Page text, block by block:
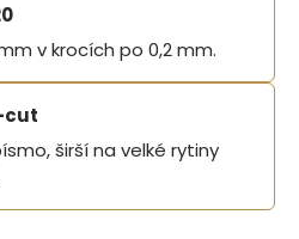
v krocích po 0,2 mm.
cut
širší na velké rytiny